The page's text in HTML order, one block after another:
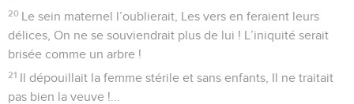
20 Le sein maternel l’oublierait, Les vers en feraient leurs
délices, On ne se souviendrait plus de lui ! L’iniquité serait
brisée comme un arbre !
21 Il dépouillait la femme stérile et sans enfants, Il ne traitait
pas bien la veuve !...